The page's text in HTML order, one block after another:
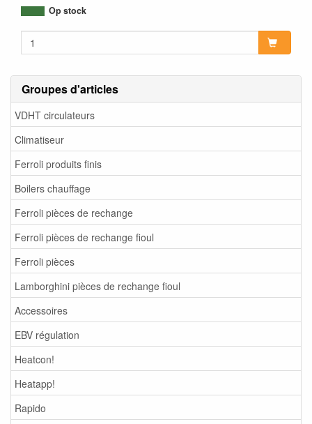
Groupes d'articles
VDHT circulateurs
Climatiseur
Ferroli produits finis
Boilers chauffage
Ferroli pièces de rechange
Ferroli pièces de rechange fioul
Ferroli pièces
Lamborghini pièces de rechange fioul
Accessoires
EBV régulation
Heatcon!
Heatapp!
Rapido
Op stock